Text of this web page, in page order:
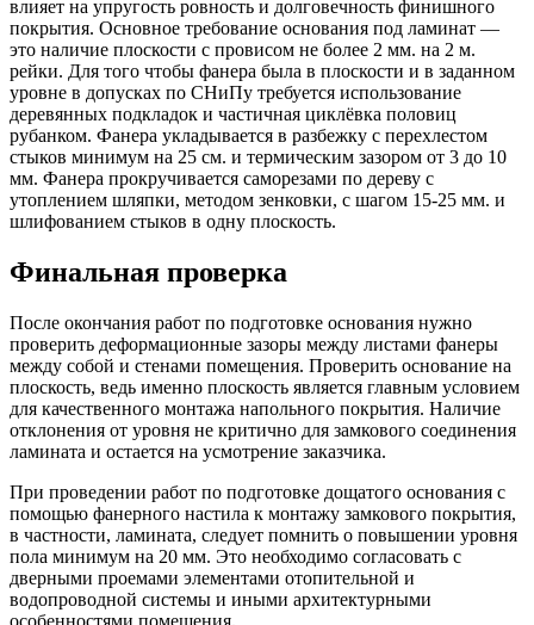
влияет на упругость ровность и долговечность финишного
покрытия. Основное требование основания под ламинат —
это наличие плоскости с провисом не более 2 мм. на 2 м.
рейки. Для того чтобы фанера была в плоскости и в заданном
уровне в допусках по СНиПу требуется использование
деревянных подкладок и частичная циклёвка половиц
рубанком. Фанера укладывается в разбежку с перехлестом
стыков минимум на 25 см. и термическим зазором от 3 до 10
мм. Фанера прокручивается саморезами по дереву с
утоплением шляпки, методом зенковки, с шагом 15-25 мм. и
шлифованием стыков в одну плоскость.
Финальная проверка
После окончания работ по подготовке основания нужно
проверить деформационные зазоры между листами фанеры
между собой и стенами помещения. Проверить основание на
плоскость, ведь именно плоскость является главным условием
для качественного монтажа напольного покрытия. Наличие
отклонения от уровня не критично для замкового соединения
ламината и остается на усмотрение заказчика.
При проведении работ по подготовке дощатого основания с
помощью фанерного настила к монтажу замкового покрытия,
в частности, ламината, следует помнить о повышении уровня
пола минимум на 20 мм. Это необходимо согласовать с
дверными проемами элементами отопительной и
водопроводной системы и иными архитектурными
особенностями помещения.